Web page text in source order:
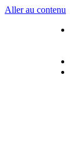
Aller au contenu